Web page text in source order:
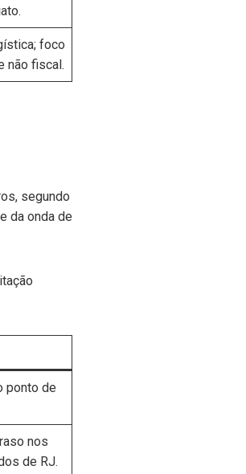
foco
não fiscal.
segundo
da onda de
ponto de
nos
de RJ.